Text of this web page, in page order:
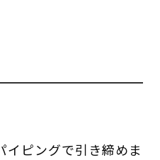
イピングで引き締めま